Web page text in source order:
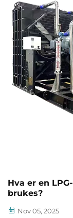
Hva er en
brukes?
Nov 05, 2025